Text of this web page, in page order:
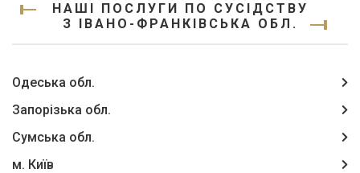
НАШІ ПОСЛУГИ ПО СУСІДСТВУ
З ІВАНО-ФРАНКІВСЬКА ОБЛ.
Одеська обл.
Запорізька обл.
Сумська обл.
м. Київ